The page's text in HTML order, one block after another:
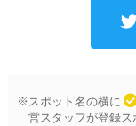
※スポット名の横に
営スタッフが登録